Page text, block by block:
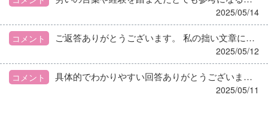
2025/05/14
コメント ご返答ありがとうございます。 私の拙い文章に対してとても丁寧にご返答頂けて嬉しい限りです。 自分なりの判断材料を持つと言うことを大切にしていきたいと思います。 「自分がその職場や職を必要としているか、求めているか」と言う言葉とても刺さりました。これから頑張っていく活力になりました。 本当にありがとうございます。
2025/05/12
コメント 具体的でわかりやすい回答ありがとうございます。 自分のやりたいことは行政栄養士じゃ無いとできないんだ！という感じで変に視野が狭まってしまっていたので実際の部分や新しい方針を教えていただけて良かったです。 提案してくださった食品会社、病院、特定保健指導等も幅広く調べていきたいと思います。 ありがとうございました！
2025/05/11